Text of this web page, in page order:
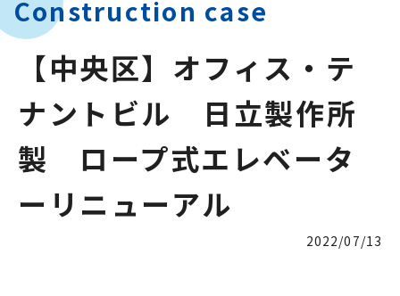
Construction case
【中央区】オフィス・テ
ナントビル 日立製作所
製 ロープ式エレベータ
ーリニューアル
2022/07/13